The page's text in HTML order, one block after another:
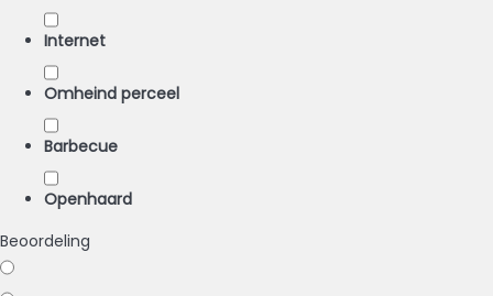
Internet
Omheind perceel
Barbecue
Openhaard
Beoordeling